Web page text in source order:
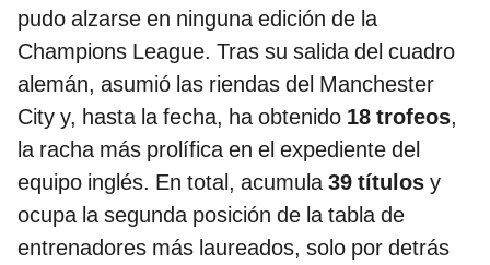
pudo alzarse en ninguna edición de la
Champions League. Tras su salida del cuadro
alemán, asumió las riendas del Manchester
City y, hasta la fecha, ha obtenido 18 trofeos,
la racha más prolífica en el expediente del
equipo inglés. En total, acumula39 títulos y
ocupa la segunda posición de la tabla de
entrenadores más laureados, solo por detrás